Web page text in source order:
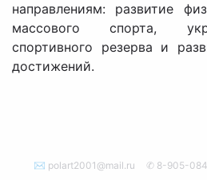
направлениям: развитие
массового спорта,
спортивного резерва и
достижений.
✉ polart2001@mail.ru ✆ 8-905-